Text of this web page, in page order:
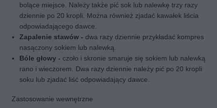
bolące miejsce. Należy także pić sok lub nalewkę trzy razy
dziennie po 20 kropli. Można również zjadać kawałek liścia
odpowiadającego dawce.
Zapalenie stawów - dwa razy dziennie przykładać kompres
nasączony sokiem lub nalewką.
Bóle głowy - czoło i skronie smaruje się sokiem lub nalewką
rano i wieczorem. Dwa razy dziennie należy pić po 20 kropli
soku lub zjadać liść odpowiadający dawce.
Zastosowanie wewnętrzne